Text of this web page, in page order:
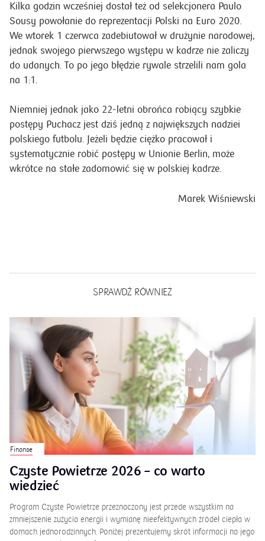
Kilka godzin wcześniej dostał też od selekcjonera Paulo
Sousy powołanie do reprezentacji Polski na Euro 2020.
We wtorek 1 czerwca zadebiutował w drużynie narodowej,
jednak swojego pierwszego występu w kadrze nie zaliczy
do udanych. To po jego błędzie rywale strzelili nam gola
na 1:1.
Niemniej jednak jako 22-letni obrońca robiący szybkie
postępy Puchacz jest dziś jedną z największych nadziei
polskiego futbolu. Jeżeli będzie ciężko pracował i
systematycznie robić postępy w Unionie Berlin, może
wkrótce na stałe zadomowić się w polskiej kadrze.
Marek Wiśniewski
SPRAWDŹ RÓWNIEŻ
Finanse
Czyste Powietrze 2026 – co warto
wiedzieć
Program Czyste Powietrze przeznaczony jest przede wszystkim na
zmniejszenie zużycia energii i wymianę nieefektywnych źródeł ciepła w
domach jednorodzinnych. Poniżej prezentujemy skrót informacji na jego